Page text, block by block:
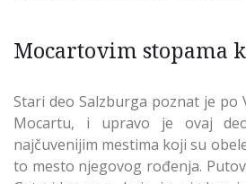
Mocartovim stopama
Stari deo Salzburga poznat je po
Mocartu, i upravo je ovaj
najčuvenijim mestima koji su
to mesto njegovog rođenja.